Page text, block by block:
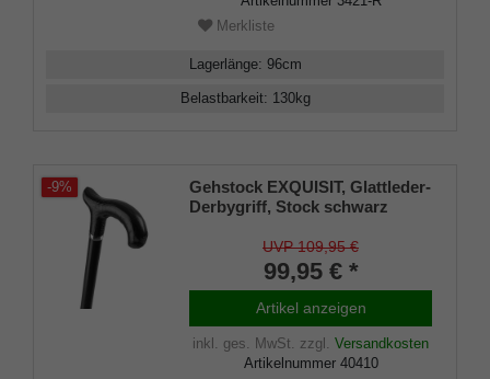
Merkliste
Lagerlänge: 96cm
Belastbarkeit: 130kg
-9%
Gehstock EXQUISIT, Glattleder-
Derbygriff, Stock schwarz
80-100 cm, inkl. Gummipuffer
UVP 109,95 €
99,95 € *
Artikel anzeigen
inkl. ges. MwSt. zzgl. Versandkosten
Artikelnummer 40410